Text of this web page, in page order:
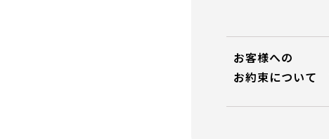
お客様への
お約束について